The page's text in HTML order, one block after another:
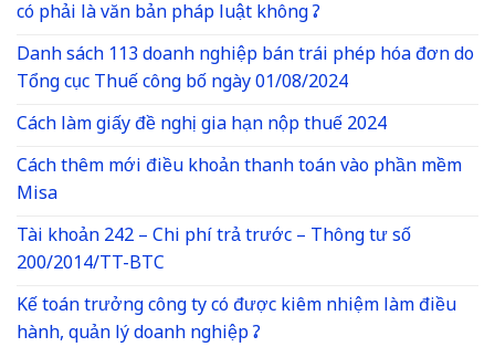
có phải là văn bản pháp luật không ?
Danh sách 113 doanh nghiệp bán trái phép hóa đơn do
Tổng cục Thuế công bố ngày 01/08/2024
Cách làm giấy đề nghị gia hạn nộp thuế 2024
Cách thêm mới điều khoản thanh toán vào phần mềm
Misa
Tài khoản 242 – Chi phí trả trước – Thông tư số
200/2014/TT-BTC
Kế toán trưởng công ty có được kiêm nhiệm làm điều
hành, quản lý doanh nghiệp ?